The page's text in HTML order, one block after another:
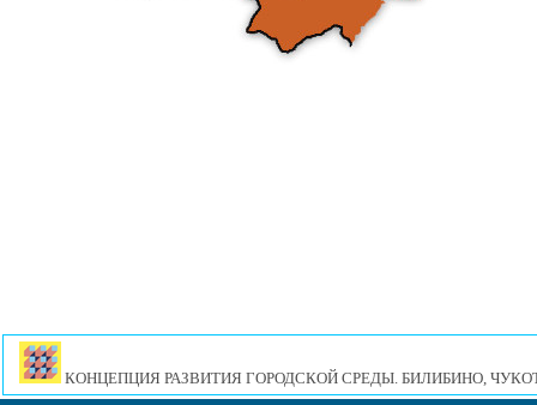
КОНЦЕПЦИЯ РАЗВИТИЯ ГОРОДСКОЙ СРЕДЫ. БИЛИБИНО,